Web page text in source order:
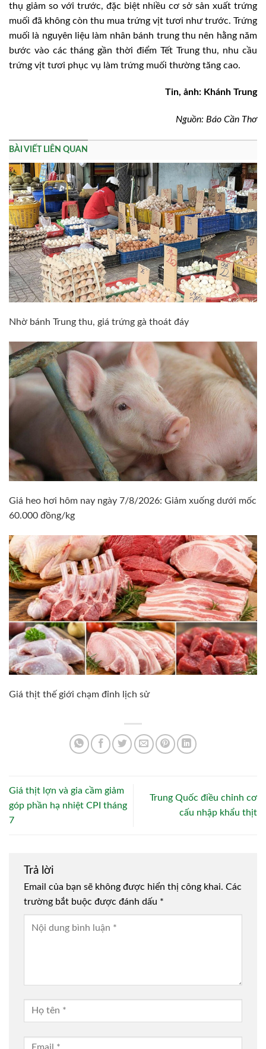
thụ giảm so với trước, đặc biệt nhiều cơ sở sản xuất trứng
muối đã không còn thu mua trứng vịt tươi như trước. Trứng
muối là nguyên liệu làm nhân bánh trung thu nên hằng năm
bước vào các tháng gần thời điểm Tết Trung thu, nhu cầu
trứng vịt tươi phục vụ làm trứng muối thường tăng cao.
Tin, ảnh: Khánh Trung
Nguồn: Báo Cần Thơ
BÀI VIẾT LIÊN QUAN
Nhờ bánh Trung thu, giá trứng gà thoát đáy
Giá heo hơi hôm nay ngày 7/8/2026: Giảm xuống dưới mốc
60.000 đồng/kg
Giá thịt thế giới chạm đỉnh lịch sử
Giá thịt lợn và gia cầm giảm
góp phần hạ nhiệt CPI tháng
7
Trung Quốc điều chỉnh cơ
cấu nhập khẩu thịt
Trả lời
Email của bạn sẽ không được hiển thị công khai. Các
trường bắt buộc được đánh dấu *